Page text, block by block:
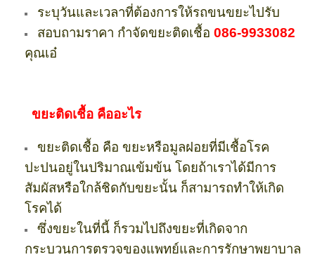
ระบุวันและเวลาที่ต้องการให้รถขนขยะไปรับ
สอบถามราคา กำจัดขยะติดเชื้อ 086-9933082
คุณเอ๋
ขยะติดเชื้อ คืออะไร
ขยะติดเชื้อ คือ ขยะหรือมูลฝอยที่มีเชื้อโรค
ปะปนอยู่ในปริมาณเข้มข้น โดยถ้าเราได้มีการ
สัมผัสหรือใกล้ชิดกับขยะนั้น ก็สามารถทำให้เกิด
โรคได้
ซึ่งขยะในที่นี้ ก็รวมไปถึงขยะที่เกิดจาก
กระบวนการตรวจของแพทย์และการรักษาพยาบาล